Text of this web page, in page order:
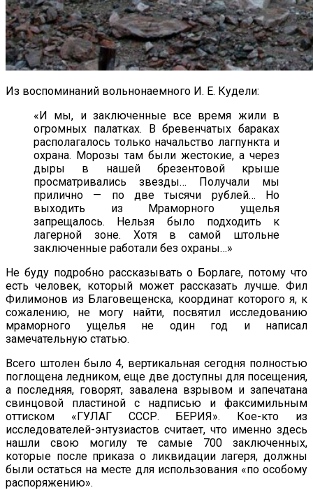
Из воспоминаний вольнонаемного И. Е. Кудели:
«И мы, и заключенные все время жили в
огромных палатках. В бревенчатых бараках
располагалось только начальство лагпункта и
охрана. Морозы там были жестокие, а через
дыры в нашей брезентовой крыше
просматривались звезды… Получали мы
прилично — по две тысячи рублей… Но
выходить из Мраморного ущелья
запрещалось. Нельзя было подходить к
лагерной зоне. Хотя в самой штольне
заключенные работали без охраны…»
Не буду подробно рассказывать о Борлаге, потому что
есть человек, который может рассказать лучше. Фил
Филимонов из Благовещенска, координат которого я, к
сожалению, не могу найти, посвятил исследованию
мраморного ущелья не один год и написал
замечательную статью.
Всего штолен было 4, вертикальная сегодня полностью
поглощена ледником, еще две доступны для посещения,
а последняя, говорят, завалена взрывом и запечатана
свинцовой пластиной с надписью и факсимильным
оттиском «ГУЛАГ СССР. БЕРИЯ». Кое-кто из
исследователей-энтузиастов считает, что именно здесь
нашли свою могилу те самые 700 заключенных,
которые после приказа о ликвидации лагеря, должны
были остаться на месте для использования «по особому
распоряжению».